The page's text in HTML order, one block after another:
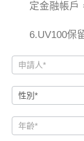
定金融帳戶
6.UV100保
贊
助
回
饋
申
請